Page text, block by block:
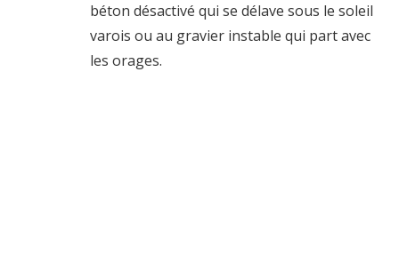
béton désactivé qui se délave sous le soleil
varois ou au gravier instable qui part avec
les orages.